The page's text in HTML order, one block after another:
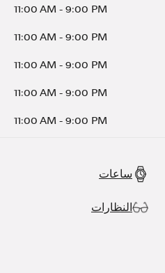
11:00 AM - 9:00 PM
11:00 AM - 9:00 PM
11:00 AM - 9:00 PM
11:00 AM - 9:00 PM
11:00 AM - 9:00 PM
ساعات
النظارات